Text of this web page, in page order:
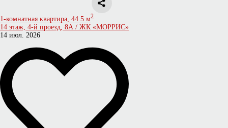
1-комнатная квартира, 44.5 м2
14 этаж, 4-й проезд, 8А / ЖК «МОРРИС»
14 июл. 2026